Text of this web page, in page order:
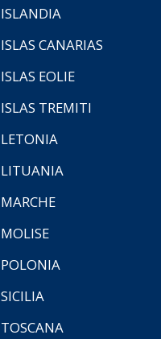
ISLANDIA
ISLAS CANARIAS
ISLAS EOLIE
ISLAS TREMITI
LETONIA
LITUANIA
MARCHE
MOLISE
POLONIA
SICILIA
TOSCANA